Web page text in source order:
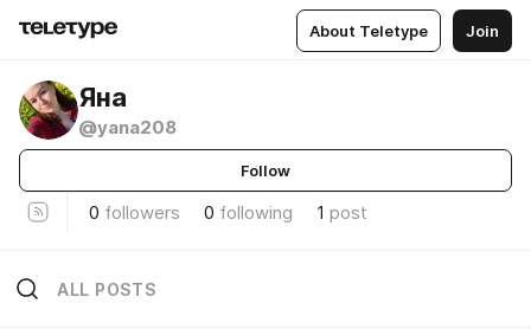
About Teletype Join
Яна
@yana208
Follow
0 followers 0 following 1 post
ALL POSTS